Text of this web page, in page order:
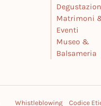
Matrimoni
Eventi
Museo &
Balsameria
Whistleblowing Codice